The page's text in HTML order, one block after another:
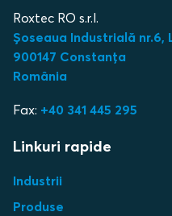
Roxtec RO s.r.l.
Șoseaua Industrială
900147 Constanța
România
Fax: +40 341 445 295
Linkuri rapide
Industrii
Produse